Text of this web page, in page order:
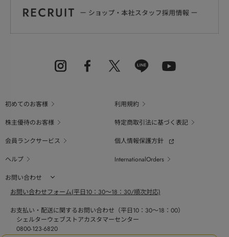
初めてのお客様
利用規約
株主優待のお客様
特定商取引法に基づく表記
会員ランクサービス
個人情報保護方針
ヘルプ
InternationalOrders
お問い合わせ
お問い合わせフォーム(平日10：30～18：30/順次対応)
お支払い・配送に関するお問い合わせ（平日10：30～18：00）
シェルターウェブストアカスタマーセンター
0800-123-6820